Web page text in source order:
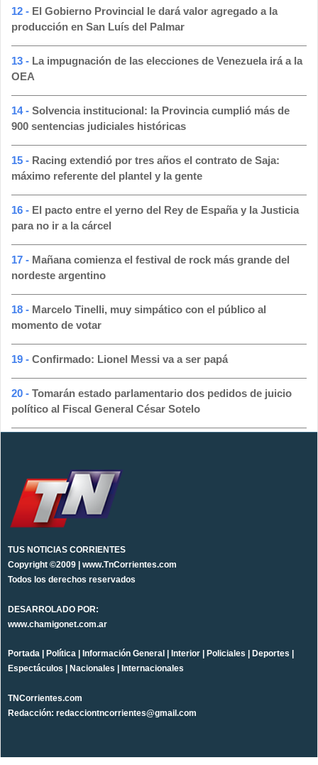
12 - El Gobierno Provincial le dará valor agregado a la
producción en San Luís del Palmar
13 - La impugnación de las elecciones de Venezuela irá a la
OEA
14 - Solvencia institucional: la Provincia cumplió más de
900 sentencias judiciales históricas
15 - Racing extendió por tres años el contrato de Saja:
máximo referente del plantel y la gente
16 - El pacto entre el yerno del Rey de España y la Justicia
para no ir a la cárcel
17 - Mañana comienza el festival de rock más grande del
nordeste argentino
18 - Marcelo Tinelli, muy simpático con el público al
momento de votar
19 - Confirmado: Lionel Messi va a ser papá
20 - Tomarán estado parlamentario dos pedidos de juicio
político al Fiscal General César Sotelo
TUS NOTICIAS CORRIENTES
Copyright ©2009 | www.TnCorrientes.com
Todos los derechos reservados
DESARROLADO POR:
www.chamigonet.com.ar
Portada | Política | Información General | Interior | Policiales | Deportes |
Espectáculos | Nacionales | Internacionales
TNCorrientes.com
Redacción: redacciontncorrientes@gmail.com